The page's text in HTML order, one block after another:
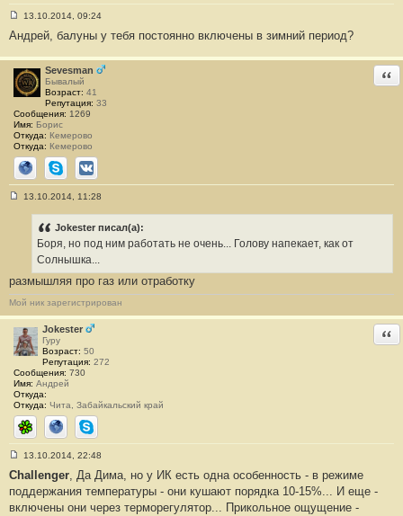
о
о
б
щ
е
н
и
е
#
3
4
13.10.2014, 09:24
Андрей, балуны у тебя постоянно включены в зимний период?
Sevesman
Бывалый
Возраст: 41
Репутация: 33
Сообщения: 1269
Имя: Борис
Откуда: Кемерово
Откуда: Кемерово
СайтSkypeВКонтакте
и
#
13.10.2014, 11:28
Jokester писал(а):
Боря, но под ним работать не очень... Голову напекает, как от
Солнышка...
размышляя про газ или отработку
Мой ник зарегистрирован
Jokester
Гуру
Возраст: 50
Репутация: 272
Сообщения: 730
Имя: Андрей
Откуда:
Откуда: Чита, Забайкальский край
ICQ СайтSkype
о
б
щ
13.10.2014, 22:48
Challenger, Да Дима, но у ИК есть одна особенность - в режиме
поддержания температуры - они кушают порядка 10-15%... И еще -
включены они через терморегулятор... Прикольное ощущение -